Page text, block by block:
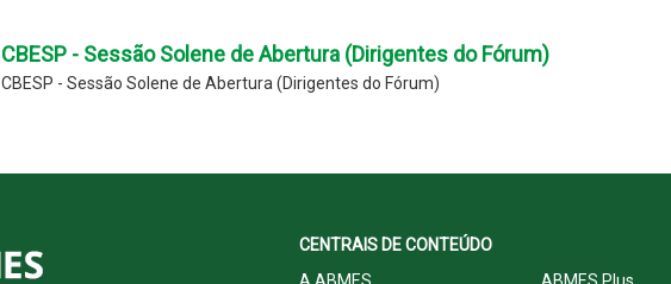
CBESP - Sessão Solene de Abertura (Dirigentes do Fórum)
CBESP - Sessão Solene de Abertura (Dirigentes do Fórum)
CENTRAIS DE CONTEÚDO
A ABMES
ABMES Plus